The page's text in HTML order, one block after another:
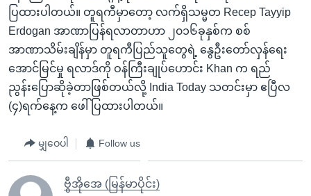
ပြထားပါတယ်။ တူရကီမှာတော့ လက်ရှိသမ္မတ Recep Tayyip
Erdogan အာဏာပြန်ရလာတာဟာ ၂၀၁၆ခုနှစ်က စစ်
အာဏာသိမ်းချိန်မှာ တူရကီပြည်သူတွေရဲ့ နွေဦးတော်လှန်ရေး
အောင်မြင်မှု ရလာဒ်ကို ဝန်ကြီးချုပ်ဟောင်း Khan က ရည်
ညွန်းပြောဆိုခဲ့တာဖြစ်တယ်လို့ India Today သတင်းမှာ ဧပြီလ
(၄)ရက်နေ့က ဖေါ်ပြထားပါတယ်။
မျှဝေပါ Follow us
ဗွီအိုအေ (မြန်မာပိုင်း)